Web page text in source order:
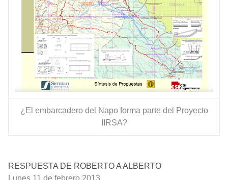
¿El embarcadero del Napo forma parte del
Proyecto
IIRSA?
RESPUESTA DE ROBERTO A ALBERTO
Lunes 11 de febrero 2013